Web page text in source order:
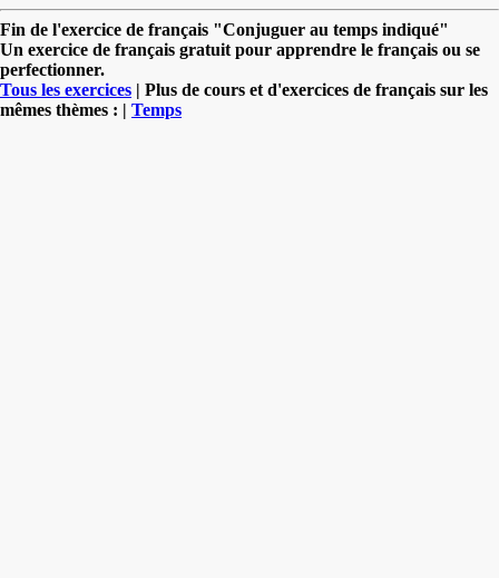
Fin de l'exercice de français "Conjuguer au temps indiqué"
Un exercice de français gratuit pour apprendre le français ou se
perfectionner.
Tous les exercices | Plus de cours et d'exercices de français sur les
mêmes thèmes : | Temps